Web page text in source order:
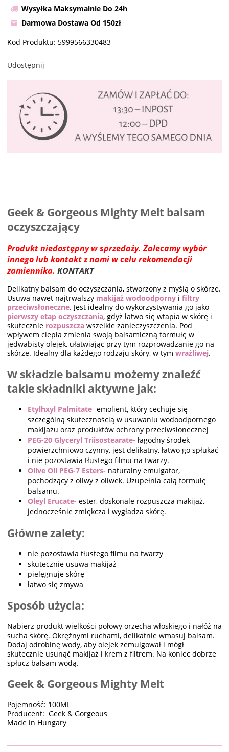
Wysyłka Maksymalnie Do 24h
Darmowa Dostawa Od 150zł
Kod Produktu: 5999566330483
Udostępnij
Geek & Gorgeous Mighty Melt balsam
oczyszczający
Produkt niedostępny w sprzedaży. Zalecamy wybór
innego lub kontakt z nami w celu rekomendacji
zamiennika. KONTAKT
Delikatny balsam do oczyszczania, stworzony z myślą o skórze.
Usuwa nawet najtrwalszy makijaż wodoodporny i filtry
przeciwsłoneczne. Jest idealny do wykorzystywania go jako
pierwszy etap oczyszczania, gdyż łatwo się wtapia w skórę i
skutecznie rozpuszcza wszelkie zanieczyszczenia. Pod
wpływem ciepła zmienia swoją balsamiczną formułę w
jedwabisty olejek, ułatwiając przy tym rozprowadzanie go na
skórze. Idealny dla każdego rodzaju skóry, w tym wrażliwej.
W składzie balsamu możemy znaleźć
takie składniki aktywne jak:
Etylhxyl Palmitate- emolient, który cechuje się
szczególną skutecznością w usuwaniu wodoodpornego
makijażu oraz produktów ochrony przeciwsłonecznej
PEG-20 Glyceryl Triisostearate- łagodny środek
powierzchniowo czynny, jest delikatny, łatwo go spłukać
i nie pozostawia tłustego filmu na twarzy.
Olive Oil PEG-7 Esters- naturalny emulgator,
pochodzący z oliwy z oliwek. Uzupełnia całą formułę
balsamu.
Oleyl Erucate- ester, doskonale rozpuszcza makijaż,
jednocześnie zmiękcza i wygładza skórę.
Główne zalety:
nie pozostawia tłustego filmu na twarzy
skutecznie usuwa makijaż
pielęgnuje skórę
łatwo się zmywa
Sposób użycia:
Nabierz produkt wielkości połowy orzecha włoskiego i nałóż na
sucha skórę. Okrężnymi ruchami, delikatnie wmasuj balsam.
Dodaj odrobinę wody, aby olejek zemulgował i mógł
skutecznie usunąć makijaż i krem z filtrem. Na koniec dobrze
spłucz balsam wodą.
Geek & Gorgeous Mighty Melt
Pojemność: 100ML
Producent: Geek & Gorgeous
Made in Hungary